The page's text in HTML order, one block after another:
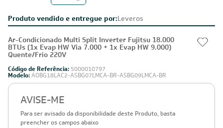
Produto vendido e entregue por:Leveros
Ar-Condicionado Multi Split Inverter Fujitsu 18.000
BTUs (1x Evap HW Via 7.000 + 1x Evap HW 9.000)
Quente/Frio 220V
Código de Referência: 5000010797
Modelo:AOBG18LAC2-ASBG07LMCA-BR-ASBG09LMCA-BR
AVISE-ME
Para ser avisado da disponibilidade deste Produto, basta
preencher os campos abaixo